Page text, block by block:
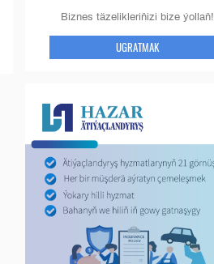
Biznes täzelikleriňizi bize ýollaň!
UGRATMAK